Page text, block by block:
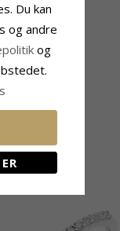
Du kan
og andre
og